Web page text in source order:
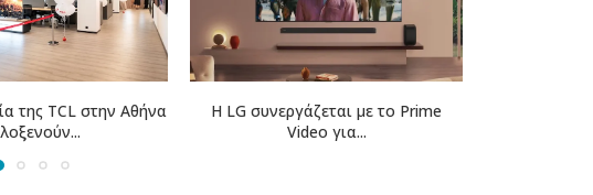
με το Prime
για...
Η COSMOTE TELEKOM στους
“Europe’s Climate Leaders” των...